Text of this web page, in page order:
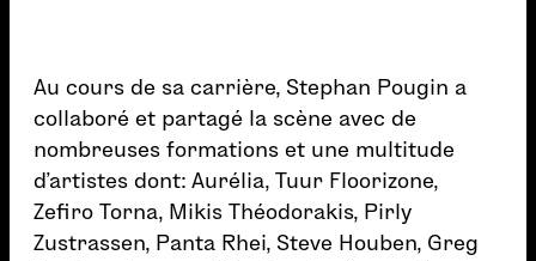
Au cours de sa carrière, Stephan Pougin a
collaboré et partagé la scène avec de
nombreuses formations et une multitude
d’artistes dont: Aurélia, Tuur Floorizone,
Zefiro Torna, Mikis Théodorakis, Pirly
Zustrassen, Panta Rhei, Steve Houben, Greg